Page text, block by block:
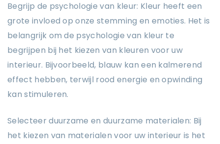
Begrijp de psychologie van kleur: Kleur heeft een
grote invloed op onze stemming en emoties. Het is
belangrijk om de psychologie van kleur te
begrijpen bij het kiezen van kleuren voor uw
interieur. Bijvoorbeeld, blauw kan een kalmerend
effect hebben, terwijl rood energie en opwinding
kan stimuleren.
Selecteer duurzame en duurzame materialen: Bij
het kiezen van materialen voor uw interieur is het